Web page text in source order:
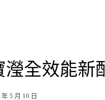
瀅全效能新
5 月 10 日